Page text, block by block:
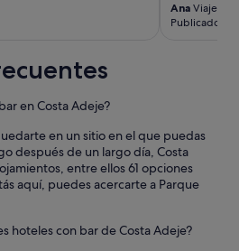
Ana Viaje de
Publicado
en Costa Adeje?
en un sitio en el que puedas
después de un largo día, Costa
entre ellos 61 opciones
aquí, puedes acercarte a Parque
hoteles con bar de Costa Adeje?